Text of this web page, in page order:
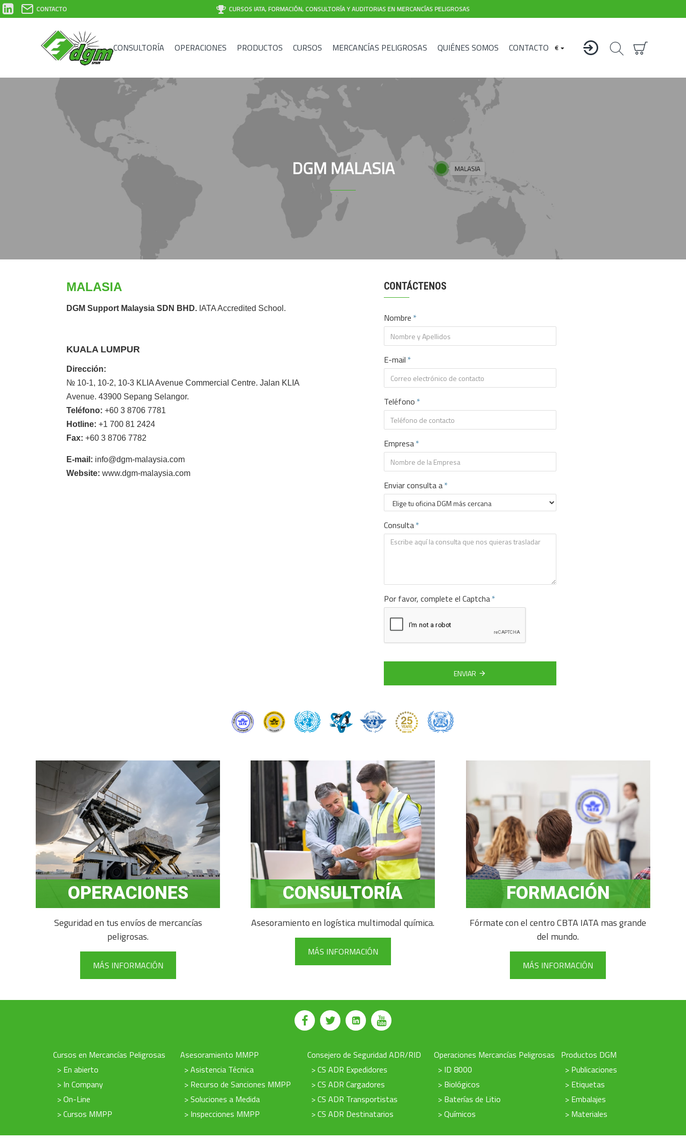
CONTACTO CURSOS IATA, FORMACIÓN, CONSULTORÍA Y AUDITORIAS EN MERCANCÍAS PELIGROSAS
CONSULTORÍA OPERACIONES PRODUCTOS CURSOS MERCANCÍAS PELIGROSAS QUIÉNES SOMOS CONTACTO €
DGM MALASIA
MALASIA
DGM Support Malaysia SDN BHD. IATA Accredited School.
KUALA LUMPUR
Dirección:
№ 10-1, 10-2, 10-3 KLIA Avenue Commercial Centre. Jalan KLIA
Avenue. 43900 Sepang Selangor.
Teléfono: +60 3 8706 7781
Hotline: +1 700 81 2424
Fax: +60 3 8706 7782
E-mail: info@dgm-malaysia.com
Website: www.dgm-malaysia.com
CONTÁCTENOS
Nombre
E-mail
Teléfono
Empresa
Enviar consulta a
Consulta
Por favor, complete el Captcha
ENVIAR
OPERACIONES
Seguridad en tus envíos de mercancías
peligrosas.
MÁS INFORMACIÓN
CONSULTORÍA
Asesoramiento en logística multimodal química.
MÁS INFORMACIÓN
FORMACIÓN
Fórmate con el centro CBTA IATA mas grande
del mundo.
MÁS INFORMACIÓN
Cursos en Mercancías Peligrosas
> En abierto
> In Company
> On-Line
> Cursos MMPP
Asesoramiento MMPP
> Asistencia Técnica
> Recurso de Sanciones MMPP
> Soluciones a Medida
> Inspecciones MMPP
Consejero de Seguridad ADR/RID
> CS ADR Expedidores
> CS ADR Cargadores
> CS ADR Transportistas
> CS ADR Destinatarios
Operaciones Mercancías Peligrosas
> ID 8000
> Biológicos
> Baterías de Litio
> Químicos
Productos DGM
> Publicaciones
> Etiquetas
> Embalajes
> Materiales